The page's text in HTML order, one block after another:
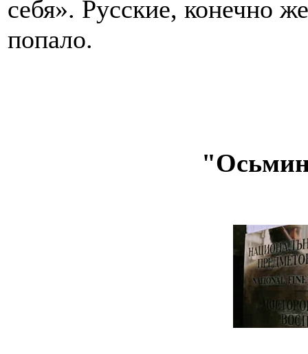
себя». Русские, конечно
попало.